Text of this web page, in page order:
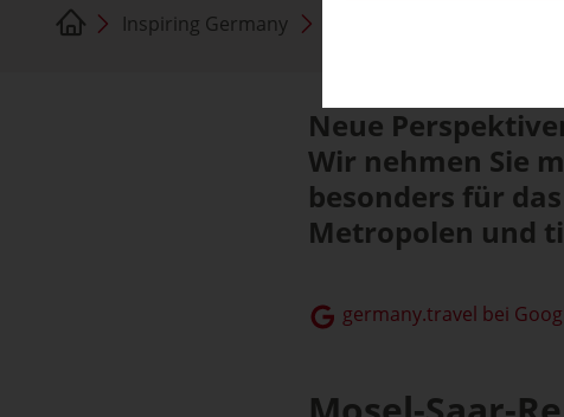
Inspiring Germany
Neue
Wir nehmen Sie
besonders für
Metropolen und
germany.travel bei